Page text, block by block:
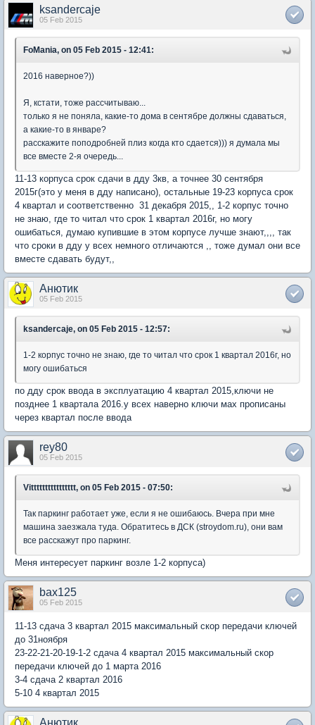
ksandercaje
05 Feb 2015
FoMania, on 05 Feb 2015 - 12:41:
2016 наверное?))
Я, кстати, тоже рассчитываю...
только я не поняла, какие-то дома в сентябре должны сдаваться,
а какие-то в январе?
расскажите поподробней плиз когда кто сдается))) я думала мы
все вместе 2-я очередь...
11-13 корпуса срок сдачи в дду 3кв, а точнее 30 сентября
2015г(это у меня в дду написано), остальные 19-23 корпуса срок
4 квартал и соответственно 31 декабря 2015,, 1-2 корпус точно
не знаю, где то читал что срок 1 квартал 2016г, но могу
ошибаться, думаю купившие в этом корпусе лучше знают,,,, так
что сроки в дду у всех немного отличаются ,, тоже думал они все
вместе сдавать будут,,
Анютик
05 Feb 2015
ksandercaje, on 05 Feb 2015 - 12:57:
1-2 корпус точно не знаю, где то читал что срок 1 квартал 2016г, но
могу ошибаться
по дду срок ввода в эксплуатацию 4 квартал 2015,ключи не
позднее 1 квартала 2016.у всех наверно ключи мах прописаны
через квартал после ввода
rey80
05 Feb 2015
Vitttttttttttttttt, on 05 Feb 2015 - 07:50:
Так паркинг работает уже, если я не ошибаюсь. Вчера при мне
машина заезжала туда. Обратитесь в ДСК (stroydom.ru), они вам
все расскажут про паркинг.
Меня интересует паркинг возле 1-2 корпуса)
bax125
05 Feb 2015
11-13 сдача 3 квартал 2015 максимальный скор передачи ключей
до 31ноября
23-22-21-20-19-1-2 сдача 4 квартал 2015 максимальный скор
передачи ключей до 1 марта 2016
3-4 сдача 2 квартал 2016
5-10 4 квартал 2015